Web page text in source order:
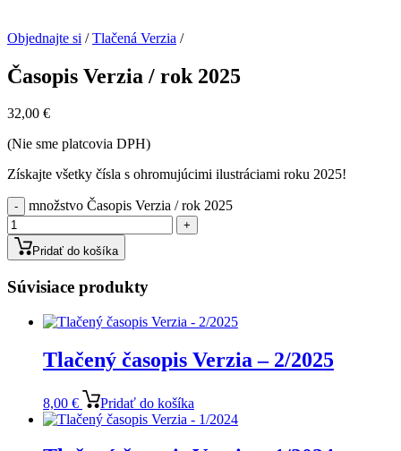
Objednajte si /Tlačená Verzia /
Časopis Verzia / rok 2025
32,00 €
(Nie sme platcovia DPH)
Získajte všetky čísla s ohromujúcimi ilustráciami roku 2025!
- množstvo Časopis Verzia / rok 2025
+
Pridať do košíka
Súvisiace produkty
Tlačený časopis Verzia – 2/2025
8,00 € Pridať do košíka